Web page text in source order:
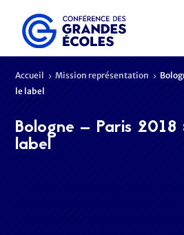
Accueil 5 Mission représentation 5
le label
Bologne – Paris
label